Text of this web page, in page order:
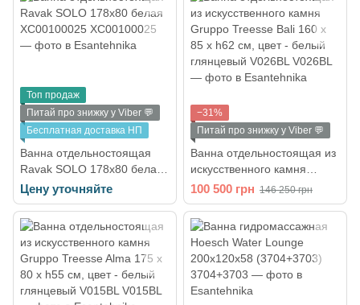
Топ продаж
Питай про знижку у Viber 💬
Бесплатная доставка НП
Ванна отдельностоящая
Ravak SOLO 178х80 белая
XC00100025
Цену уточняйте
−31%
Питай про знижку у Viber 💬
Ванна отдельностоящая из
искусственного камня
Gruppo Treesse Bali 160 x
85 x h62 см, цвет - белый
глянцевый V026BL
100 500 грн 146 250 грн